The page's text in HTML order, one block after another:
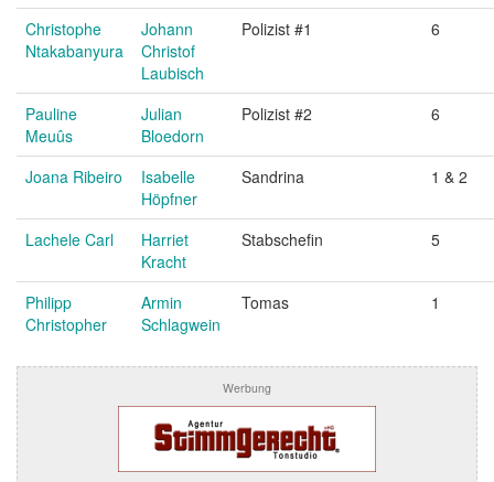
Christophe
Ntakabanyura
Johann
Christof
Laubisch
Polizist #1 6
Pauline
Meuûs
Julian
Bloedorn
Polizist #2 6
Joana Ribeiro
Isabelle
Höpfner
Sandrina 1 & 2
Lachele Carl
Harriet
Kracht
Stabschefin 5
Philipp
Christopher
Armin
Schlagwein
Tomas 1
Werbung